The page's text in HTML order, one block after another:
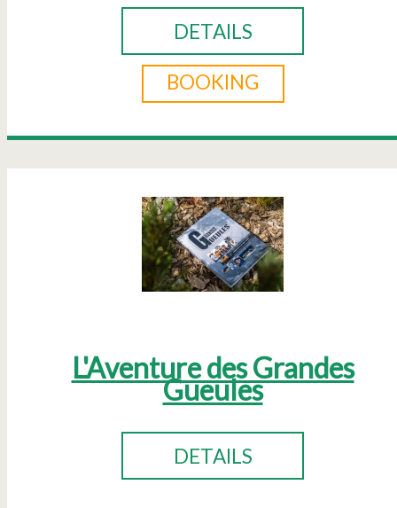
DETAILS
BOOKING
L'Aventure des Grandes
Gueules
DETAILS